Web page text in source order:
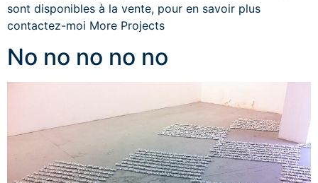
sont disponibles à la vente, pour en savoir plus
contactez-moi More Projects
No no no no no